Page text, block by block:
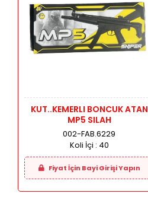
KUT..KEMERLI BONCUK ATAN
MP5 SILAH
002-FAB.6229
Koli İçi : 40
Fiyat İçin Bayi Girişi Yapın